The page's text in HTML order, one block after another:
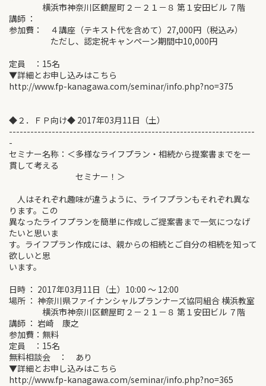
横浜市神奈川区鶴屋町２－２１－８ 第１安田ビル ７階
講師 ：
参加費： ４講座（テキスト代を含めて）27,000円（税込み）
ただし、認定祝キャンペーン期間中10,000円
定員 ：15名
▼詳細とお申し込みはこちら
http://www.fp-kanagawa.com/seminar/info.php?no=375
◆２．ＦＰ向け◆ 2017年03月11日（土）
---------------------------------------------------------------------
-
セミナー名称：＜多様なライフプラン・相続から提案書までを一
貫して考える
セミナー！＞
人はそれぞれ趣味が違うように、ライフプランもそれぞれ異な
ります。この
異なったライフプランを簡単に作成しご提案書まで一気につなげ
たいと思いま
す。ライフプラン作成には、親からの相続とご自分の相続を知って
欲しいと思
います。
日時 ： 2017年03月11日（土）10:00 ～ 12:00
場所 ： 神奈川県ファイナンシャルプランナーズ協同組合 横浜教室
横浜市神奈川区鶴屋町２－２１－８ 第１安田ビル ７階
講師 ： 岩崎 康之
参加費：無料
定員 ：15名
無料相談会 ： あり
▼詳細とお申し込みはこちら
http://www.fp-kanagawa.com/seminar/info.php?no=365